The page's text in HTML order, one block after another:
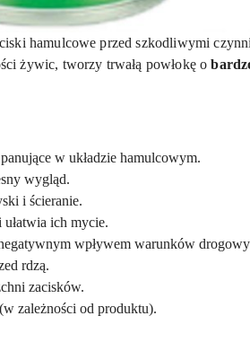
hamulcowe przed szkodliwymi
żywic, tworzy trwałą powłokę o
w układzie hamulcowym.
wygląd.
i ścieranie.
ich mycie.
wpływem warunków
rdzą.
zacisków.
zależności od produktu).